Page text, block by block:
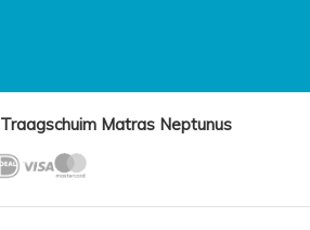
Traagschuim Matras Neptunus